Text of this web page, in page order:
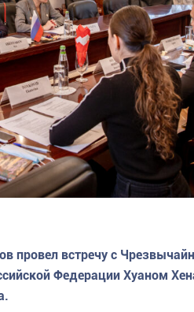
провел встречу с
Федерации Хуаном